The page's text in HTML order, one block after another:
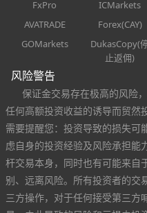
FxPro
ICMarkets
AVATRADE
Forex(CAY)
GOMarkets
DukasCopy(
止返佣)
风险警告
保证金交易存在极高的风险
任何高额投资收益的诱导而贸然
需要提醒您：投资导致的损失可
虑自身的投资经验及风险承担能
杆交易本身，同时也有可能来自
别、远离风险。所有投资者的交
三方操作，对于任何接受第三方